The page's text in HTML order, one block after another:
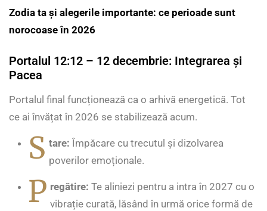
Zodia ta și alegerile importante: ce perioade sunt
norocoase în 2026
Portalul 12:12 – 12 decembrie: Integrarea și
Pacea
Portalul final funcționează ca o arhivă energetică. Tot
ce ai învățat în 2026 se stabilizează acum.
S tare: Împăcare cu trecutul și dizolvarea
poverilor emoționale.
P regătire: Te aliniezi pentru a intra în 2027 cu o
vibrație curată, lăsând în urmă orice formă de